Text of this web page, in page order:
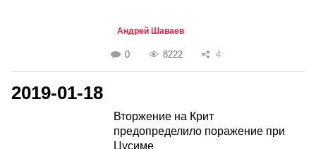
Андрей Шаваев
0 8222 4
2019-01-18
Вторжение на Крит
предопределило поражение при
Цусиме